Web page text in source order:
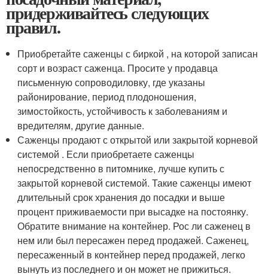
придерживайтесь следующих
правил.
Приобретайте саженцы с биркой , на которой записан
сорт и возраст саженца. Просите у продавца
письменную сопроводиловку, где указаны
районирование, период плодоношения,
зимостойкость, устойчивость к заболеваниям и
вредителям, другие данные.
Саженцы продают с открытой или закрытой корневой
системой . Если приобретаете саженцы
непосредственно в питомнике, лучше купить с
закрытой корневой системой. Такие саженцы имеют
длительный срок хранения до посадки и выше
процент приживаемости при высадке на постоянку.
Обратите внимание на контейнер. Рос ли саженец в
нем или был пересажен перед продажей. Саженец,
пересаженный в контейнер перед продажей, легко
вынуть из последнего и он может не прижиться.